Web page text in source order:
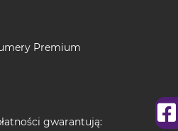
Premium
gwarantują: